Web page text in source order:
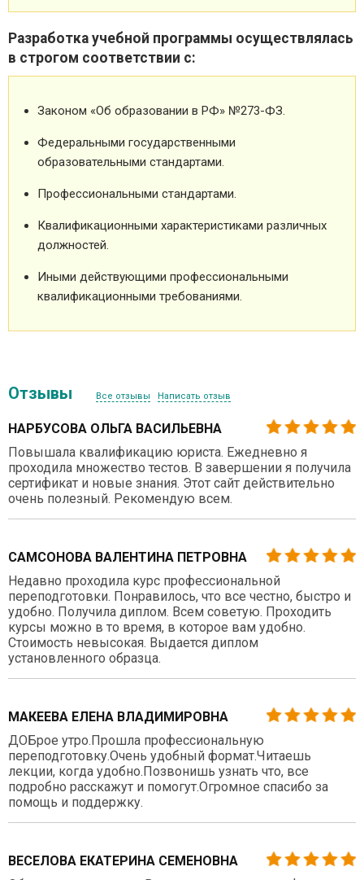
Разработка учебной программы осуществлялась
в строгом соответствии с:
Законом «Об образовании в РФ» №273-ФЗ.
Федеральными государственными
образовательными стандартами.
Профессиональными стандартами.
Квалификационными характеристиками различных
должностей.
Иными действующими профессиональными
квалификационными требованиями.
Отзывы Все отзывы Написать отзыв
НАРБУСОВА ОЛЬГА ВАСИЛЬЕВНА
Повышала квалификацию юриста. Ежедневно я
проходила множество тестов. В завершении я получила
сертификат и новые знания. Этот сайт действительно
очень полезный. Рекомендую всем.
САМСОНОВА ВАЛЕНТИНА ПЕТРОВНА
Недавно проходила курс профессиональной
переподготовки. Понравилось, что все честно, быстро и
удобно. Получила диплом. Всем советую. Проходить
курсы можно в то время, в которое вам удобно.
Стоимость невысокая. Выдается диплом
установленного образца.
МАКЕЕВА ЕЛЕНА ВЛАДИМИРОВНА
ДОБрое утро.Прошла профессиональную
переподготовку.Очень удобный формат.Читаешь
лекции, когда удобно.Позвонишь узнать что, все
подробно расскажут и помогут.Огромное спасибо за
помощь и поддержку.
ВЕСЕЛОВА ЕКАТЕРИНА СЕМЕНОВНА